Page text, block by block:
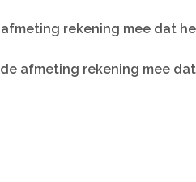
rekening mee dat
afmeting rekening mee